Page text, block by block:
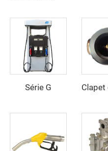
Série G